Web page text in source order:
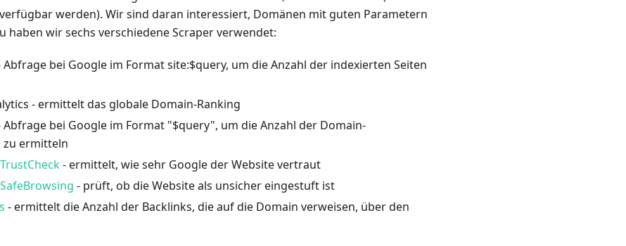
werden). Wir sind daran interessiert, Domänen mit guten Parametern
haben wir sechs verschiedene Scraper verwendet:
Abfrage bei Google im Format site:$query, um die Anzahl der indexierten Seiten
- ermittelt das globale Domain-Ranking
Abfrage bei Google im Format "$query", um die Anzahl der Domain-
zu ermitteln
- ermittelt, wie sehr Google der Website vertraut
- prüft, ob die Website als unsicher eingestuft ist
- ermittelt die Anzahl der Backlinks, die auf die Domain verweisen, über den